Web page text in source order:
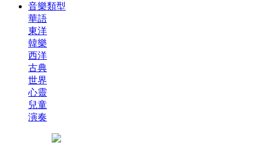
音樂類型
華語
東洋
韓樂
西洋
古典
世界
心靈
兒童
演奏